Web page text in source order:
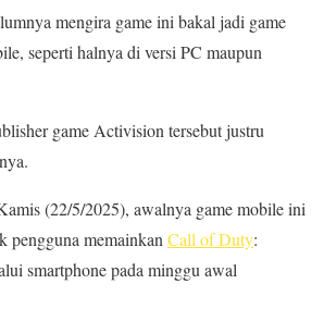
mengira game ini bakal jadi game
seperti halnya di versi PC maupun
game Activision tersebut justru
(22/5/2025), awalnya game mobile ini
pengguna memainkan Call of Duty:
smartphone pada minggu awal